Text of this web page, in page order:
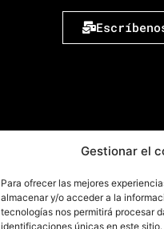
Gestionar el
Para ofrecer las mejores
almacenar y/o acceder a la
tecnologías nos permitirá procesar
identificaciones únicas en este